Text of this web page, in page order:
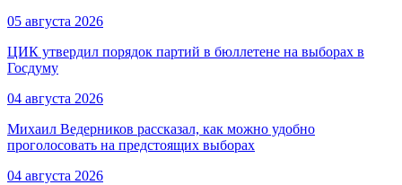
05 августа 2026
ЦИК утвердил порядок партий в бюллетене на выборах в
Госдуму
04 августа 2026
Михаил Ведерников рассказал, как можно удобно
проголосовать на предстоящих выборах
04 августа 2026